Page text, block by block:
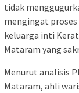
tidak
mengingat
keluarga inti
Mataram yang
Menurut analisis
Mataram, ahli